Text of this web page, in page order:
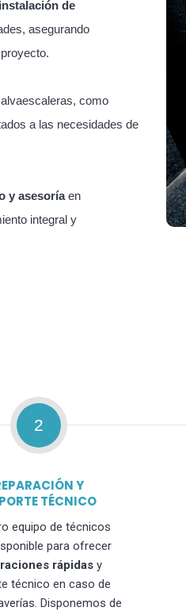
instalación de
asegurando
como
a las necesidades de
y asesoríaen
integral y
2
Y
TÉCNICO
equipo de técnicos
para ofrecer
rápidas y
técnico en caso de
Disponemos de